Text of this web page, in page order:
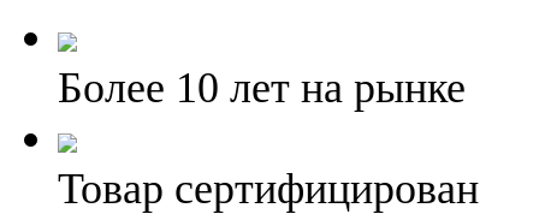
Более 10 лет на рынке
Товар сертифицирован